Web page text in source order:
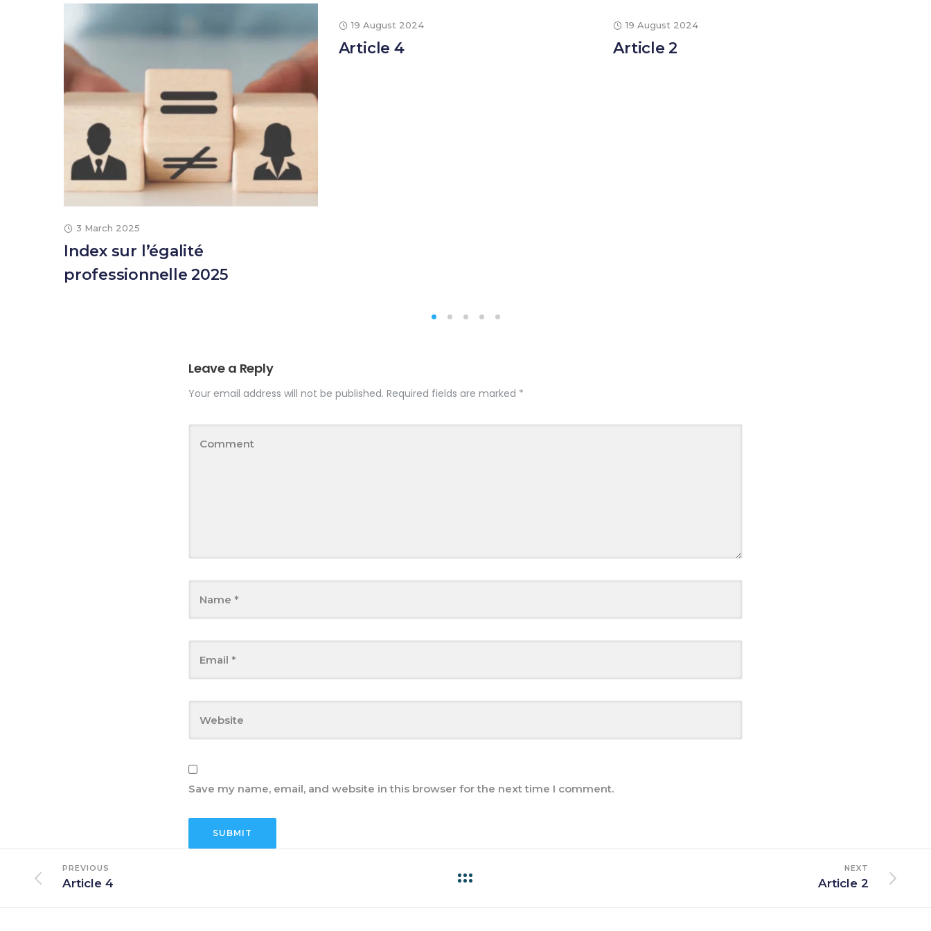
3 March 2025
Index sur l’égalité
professionnelle 2025
19 August 2024
Article 4
19 August 2024
Article 2
Leave a Reply
Your email address will not be published. Required fields are marked *
Save my name, email, and website in this browser for the next time I comment.
PREVIOUS
Article 4
NEXT
Article 2